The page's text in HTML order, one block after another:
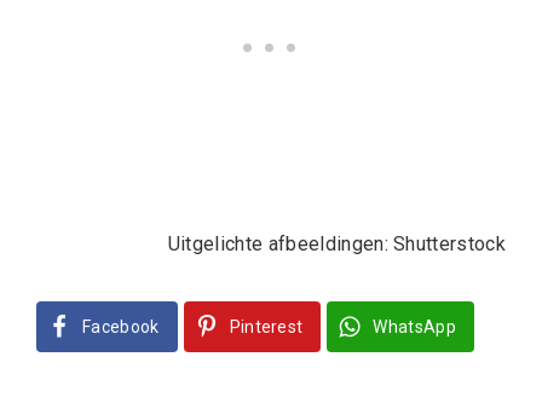
Uitgelichte afbeeldingen: Shutterstock
Facebook Pinterest WhatsApp